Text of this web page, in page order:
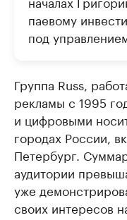
паевому
под
Группа Russ,
рекламы с 1995
и цифровыми
городах России,
Петербург.
аудитории
уже
своих интересов